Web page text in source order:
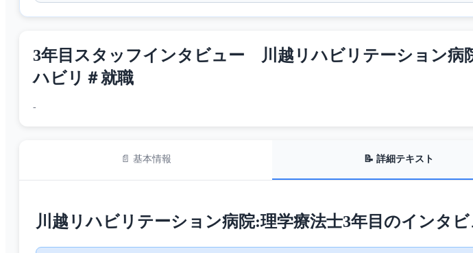
3年目スタッフインタビュー 川越リハビリテーション病
ハビリ＃就職
-
📄 基本情報 📝 詳細テキスト
川越リハビリテーション病院:理学療法士3年目のインタビ